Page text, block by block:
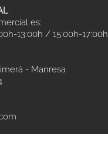
es:
13:00h / 15:00h-17:00h
- Manresa